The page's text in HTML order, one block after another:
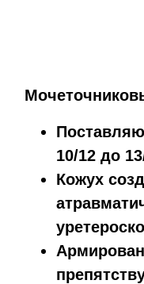
10/12 до
Кожух